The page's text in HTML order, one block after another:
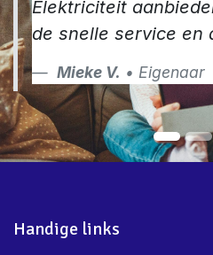
Elektriciteit
de snelle service en
Mieke V. • Eigenaar
Handige links